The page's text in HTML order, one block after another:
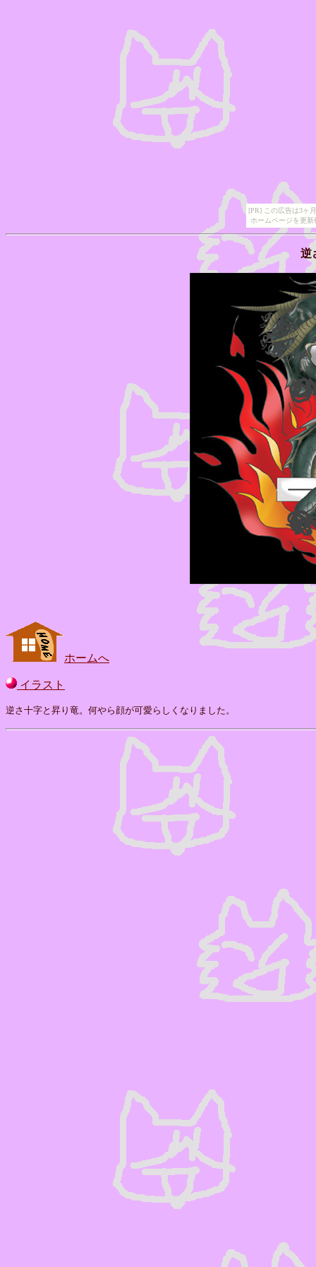
[PR] この広告は3ヶ
ホームページを更
逆
ホームへ
イラスト
逆さ十字と昇り竜。何やら顔が可愛らしくなりました。